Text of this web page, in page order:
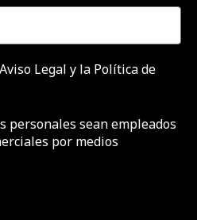
Aviso Legal y la Política de
personales sean empleados
por medios